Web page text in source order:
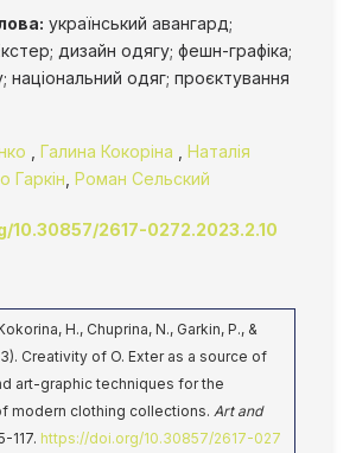
український авангард;
дизайн одягу; фешн-графіка;
національний одяг; проєктування
Галина Кокоріна
Наталія
Гаркін Роман Сельский
10.30857/2617-0272.2023.2.10
H., Chuprina, N., Garkin, P., &
Creativity of O. Exter as a source of
art-graphic techniques for the
modern clothing collections. Art and
117. https://doi.org/10.30857/2617-027